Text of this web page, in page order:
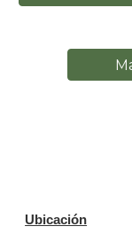
Ubicación